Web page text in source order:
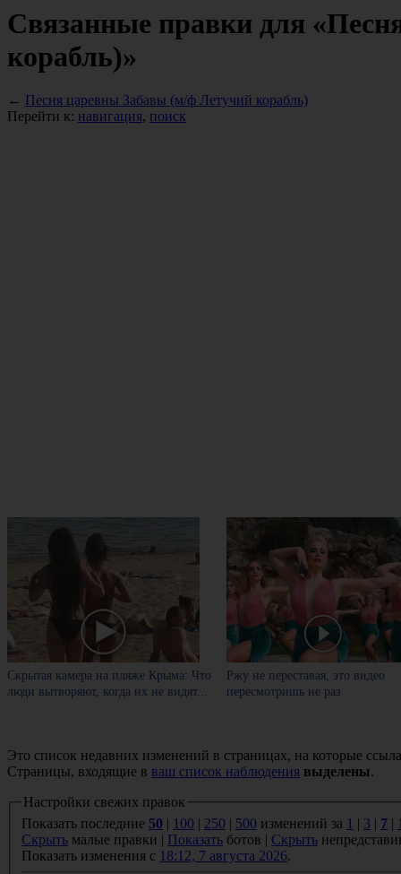
Связанные правки для
корабль)»
← Песня царевны Забавы (м/ф Летучий корабль)
Перейти к: навигация, поиск
Скрытая камера на пляже Крыма: Что
люди вытворяют, когда их не видят...
Ржу не переставая, это видео
пересмотришь не раз
Это список недавних изменений в страницах, на которые
Страницы, входящие в ваш список наблюдения выделены.
Настройки свежих правок
Показать последние 50 | 100 | 250 | 500 изменений за 1 | 3 | 7 |
Скрыть малые правки | Показать ботов | Скрыть
Показать изменения с 18:12, 7 августа 2026.